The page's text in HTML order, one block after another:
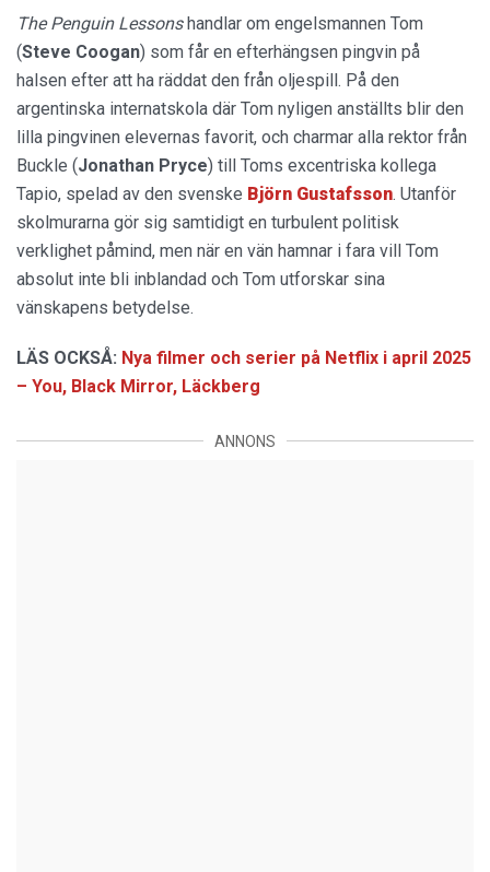
The Penguin Lessonshandlar om engelsmannen Tom
(Steve Coogan) som får en efterhängsen pingvin på
halsen efter att ha räddat den från oljespill. På den
argentinska internatskola där Tom nyligen anställts blir den
lilla pingvinen elevernas favorit, och charmar alla rektor från
Buckle (Jonathan Pryce) till Toms excentriska kollega
Tapio, spelad av den svenske Björn Gustafsson. Utanför
skolmurarna gör sig samtidigt en turbulent politisk
verklighet påmind, men när en vän hamnar i fara vill Tom
absolut inte bli inblandad och Tom utforskar sina
vänskapens betydelse.
LÄS OCKSÅ: Nya filmer och serier på Netflix i april 2025
– You, Black Mirror, Läckberg
ANNONS